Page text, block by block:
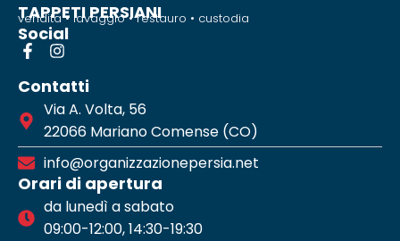
TAPPETI PERSIANI
vendita • lavaggio • restauro • custodia
Social
Contatti
Via A. Volta, 56
22066 Mariano Comense (CO)
info@organizzazionepersia.net
Orari di apertura
da lunedì a sabato
09:00-12:00, 14:30-19:30